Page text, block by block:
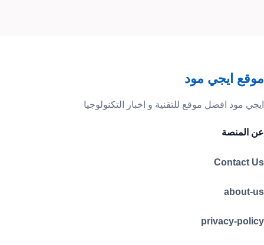
موقع ايجي مود
ايجي مود افضل موقع للتقنية و اخبار التكنولوجيا
عن المنصة
Contact Us
about-us
privacy-policy